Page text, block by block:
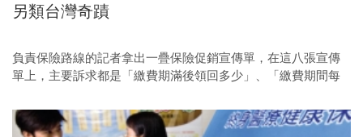
另類台灣奇蹟
負責保險路線的記者拿出一疊保險促銷宣傳單，在這八張宣傳
單上，主要訴求都是「繳費期滿後領回多少」、「繳費期間每
品介紹。